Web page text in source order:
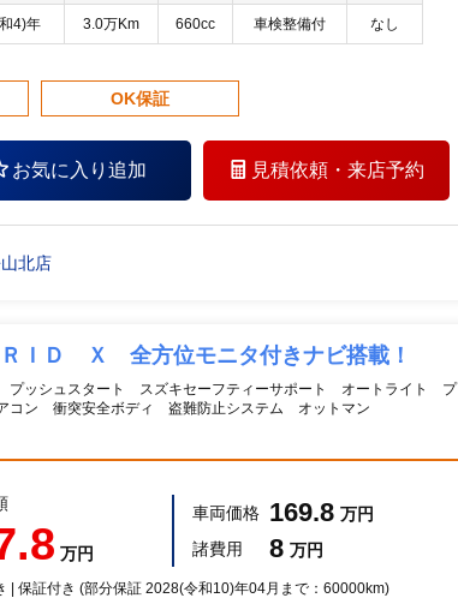
4)年 3.0万Km 660cc 車検整備付 なし
OK保証
お気に入り追加 見積依頼・ 来店予約
北店
ＩＤ Ｘ 全方位モニタ付きナビ搭載！
プッシュスタート スズキセーフティーサポート オートライト プ
コン 衝突安全ボディ 盗難防止システム オットマン
万円
車両価格 169.8 万円
諸費用
8 万円
| 保証付き (部分保証 2028(令和10)年04月まで：60000km)